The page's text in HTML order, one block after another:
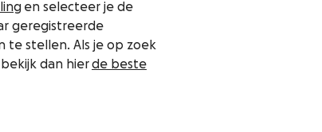
en selecteer je de
geregistreerde
te stellen. Als je op zoek
dan hierde beste